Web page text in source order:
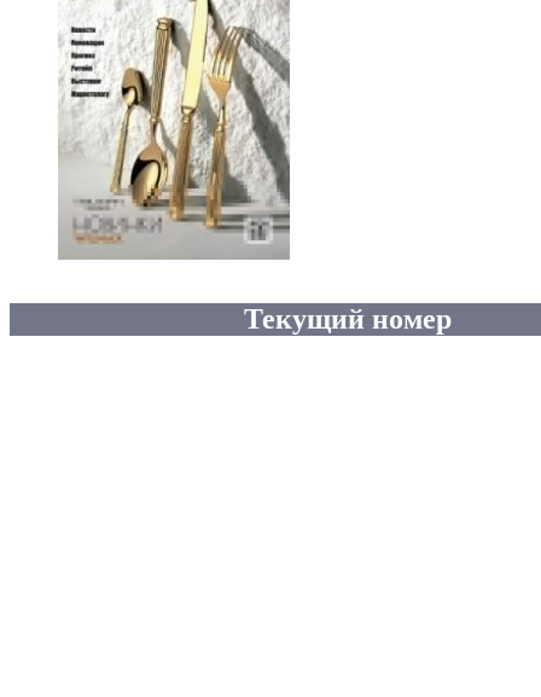
Текущий номер